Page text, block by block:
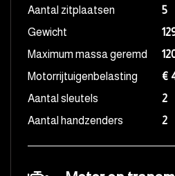
Aantal zitplaatsen
5
Gewicht
Maximum massa geremd
Motorrijtuigenbelasting
€
Aantal sleutels
2
Aantal handzenders
2